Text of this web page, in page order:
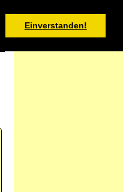
Einverstanden!